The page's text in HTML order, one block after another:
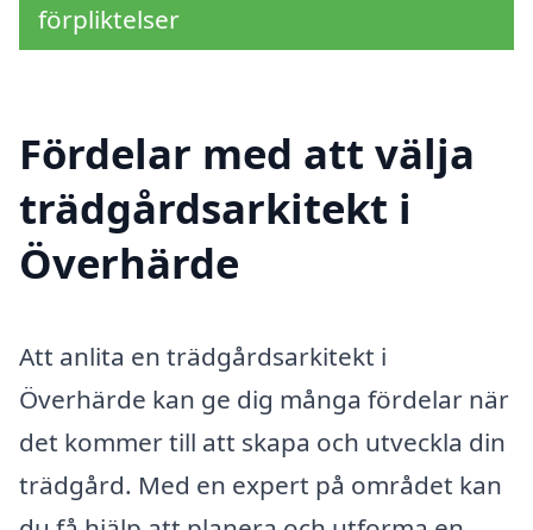
förpliktelser
Fördelar med att välja
trädgårdsarkitekt i
Överhärde
Att anlita en trädgårdsarkitekt i
Överhärde kan ge dig många fördelar när
det kommer till att skapa och utveckla din
trädgård. Med en expert på området kan